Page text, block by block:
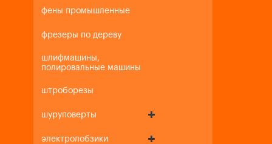
фены промышленные
фрезеры по дереву
шлифмашины,
полировальные машины
штроборезы
шуруповерты
электролобзики